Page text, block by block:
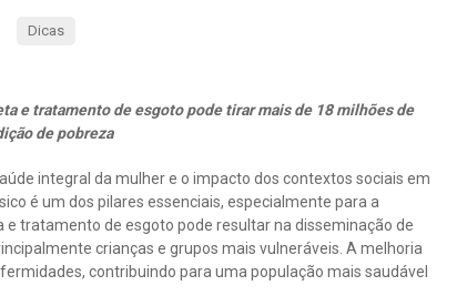
Dicas
e tratamento de esgoto pode tirar mais de 18 milhões de
de pobreza
integral da mulher e o impacto dos contextos sociais em
é um dos pilares essenciais, especialmente para a
tratamento de esgoto pode resultar na disseminação de
crianças e grupos mais vulneráveis. A melhoria
contribuindo para uma população mais saudável